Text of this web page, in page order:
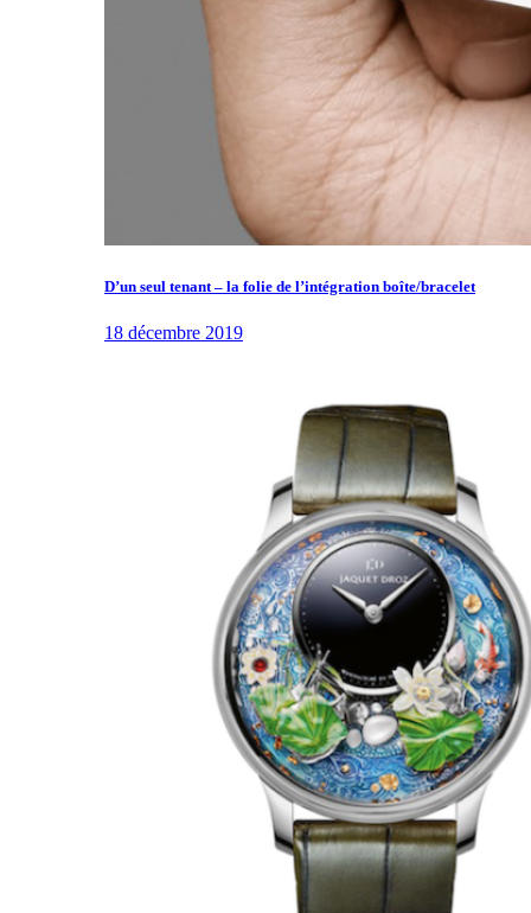
D’un seul tenant – la folie de l’intégration boîte/bracelet
18 décembre 2019